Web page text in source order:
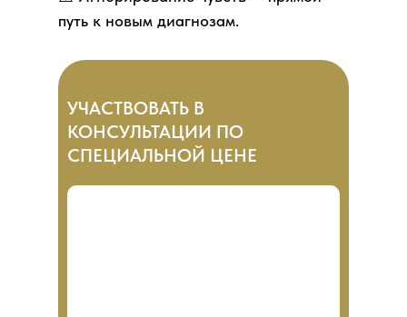
путь к новым диагнозам.
УЧАСТВОВАТЬ В
КОНСУЛЬТАЦИИ ПО
СПЕЦИАЛЬНОЙ ЦЕНЕ